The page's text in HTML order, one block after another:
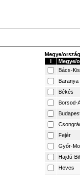
Megye/
I
Megye/
Bács-
Baranya
Békés
Borsod-
Fejér
Győr-
Hajdú-
Heves